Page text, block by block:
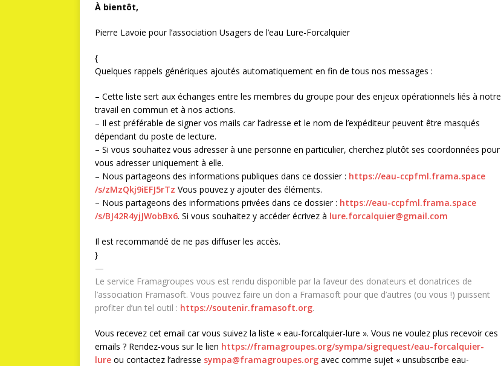
À bientôt,
Pierre Lavoie pour l’association Usagers de l’eau Lure-Forcalquier
{
Quelques rappels génériques ajoutés automatiquement en fin de tous nos messages :
– Cette liste sert aux échanges entre les membres du groupe pour des enjeux opérationnels liés à notre
travail en commun et à nos actions.
– Il est préférable de signer vos mails car l’adresse et le nom de l’expéditeur peuvent être masqués
dépendant du poste de lecture.
– Si vous souhaitez vous adresser à une personne en particulier, cherchez plutôt ses coordonnées pour
vous adresser uniquement à elle.
– Nous partageons des informations publiques dans ce dossier : https://eau-ccpfml.frama.space
/s/zMzQkj9iEFJ5rTz Vous pouvez y ajouter des éléments.
– Nous partageons des informations privées dans ce dossier : https://eau-ccpfml.frama.space
/s/BJ42R4yjJWobBx6. Si vous souhaitez y accéder écrivez à lure.forcalquier@gmail.com
Il est recommandé de ne pas diffuser les accès.
}
—
Le service Framagroupes vous est rendu disponible par la faveur des donateurs et donatrices de
l’association Framasoft. Vous pouvez faire un don a Framasoft pour que d’autres (ou vous !) puissent
profiter d’un tel outil : https://soutenir.framasoft.org.
Vous recevez cet email car vous suivez la liste « eau-forcalquier-lure ». Vous ne voulez plus recevoir ces
emails ? Rendez-vous sur le lien https://framagroupes.org/sympa/sigrequest/eau-forcalquier-
lure ou contactez l’adresse sympa@framagroupes.org avec comme sujet « unsubscribe eau-